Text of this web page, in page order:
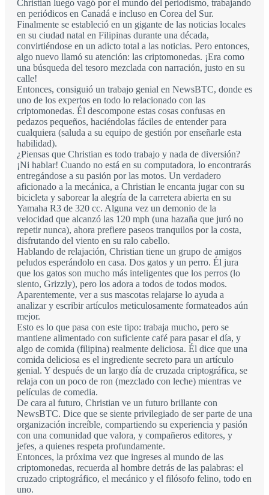
Christian luego vagó por el mundo del periodismo, trabajando
en periódicos en Canadá e incluso en Corea del Sur.
Finalmente se estableció en un gigante de las noticias locales
en su ciudad natal en Filipinas durante una década,
convirtiéndose en un adicto total a las noticias. Pero entonces,
algo nuevo llamó su atención: las criptomonedas. ¡Era como
una búsqueda del tesoro mezclada con narración, justo en su
calle!
Entonces, consiguió un trabajo genial en NewsBTC, donde es
uno de los expertos en todo lo relacionado con las
criptomonedas. Él descompone estas cosas confusas en
pedazos pequeños, haciéndolas fáciles de entender para
cualquiera (saluda a su equipo de gestión por enseñarle esta
habilidad).
¿Piensas que Christian es todo trabajo y nada de diversión?
¡Ni hablar! Cuando no está en su computadora, lo encontrarás
entregándose a su pasión por las motos. Un verdadero
aficionado a la mecánica, a Christian le encanta jugar con su
bicicleta y saborear la alegría de la carretera abierta en su
Yamaha R3 de 320 cc. Alguna vez un demonio de la
velocidad que alcanzó las 120 mph (una hazaña que juró no
repetir nunca), ahora prefiere paseos tranquilos por la costa,
disfrutando del viento en su ralo cabello.
Hablando de relajación, Christian tiene un grupo de amigos
peludos esperándolo en casa. Dos gatos y un perro. Él jura
que los gatos son mucho más inteligentes que los perros (lo
siento, Grizzly), pero los adora a todos de todos modos.
Aparentemente, ver a sus mascotas relajarse lo ayuda a
analizar y escribir artículos meticulosamente formateados aún
mejor.
Esto es lo que pasa con este tipo: trabaja mucho, pero se
mantiene alimentado con suficiente café para pasar el día, y
algo de comida (filipina) realmente deliciosa. Él dice que una
comida deliciosa es el ingrediente secreto para un artículo
genial. Y después de un largo día de cruzada criptográfica, se
relaja con un poco de ron (mezclado con leche) mientras ve
películas de comedia.
De cara al futuro, Christian ve un futuro brillante con
NewsBTC. Dice que se siente privilegiado de ser parte de una
organización increíble, compartiendo su experiencia y pasión
con una comunidad que valora, y compañeros editores, y
jefes, a quienes respeta profundamente.
Entonces, la próxima vez que ingreses al mundo de las
criptomonedas, recuerda al hombre detrás de las palabras: el
cruzado criptográfico, el mecánico y el filósofo felino, todo en
uno.